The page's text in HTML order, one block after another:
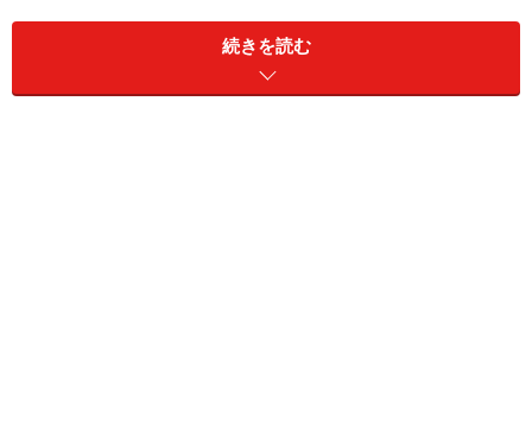
ことであり、子どもも特に親とのコミュニケーションを
求めていないように見える時がありますが、親としては
中学・高校生くらいまでは毎日会話を交わし、子どもの
続きを読む